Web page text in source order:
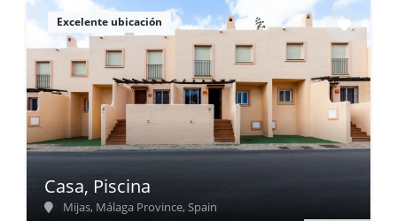
Excelente ubicación
Casa, Piscina
Mijas, Málaga Province, Spain